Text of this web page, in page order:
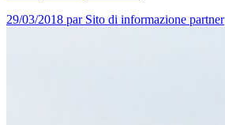
29/03/2018 par Sito di informazione partner